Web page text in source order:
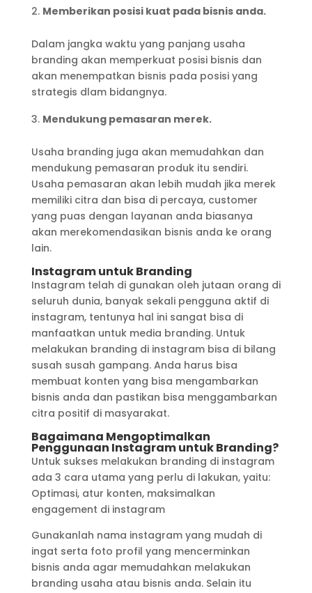
Memberikan posisi kuat pada bisnis anda.
Dalam jangka waktu yang panjang usaha
branding akan memperkuat posisi bisnis dan
akan menempatkan bisnis pada posisi yang
strategis dlam bidangnya.
Mendukung pemasaran merek.
Usaha branding juga akan memudahkan dan
mendukung pemasaran produk itu sendiri.
Usaha pemasaran akan lebih mudah jika merek
memiliki citra dan bisa di percaya, customer
yang puas dengan layanan anda biasanya
akan merekomendasikan bisnis anda ke orang
lain.
Instagram untuk Branding
Instagram telah di gunakan oleh jutaan orang di
seluruh dunia, banyak sekali pengguna aktif di
instagram, tentunya hal ini sangat bisa di
manfaatkan untuk media branding. Untuk
melakukan branding di instagram bisa di bilang
susah susah gampang. Anda harus bisa
membuat konten yang bisa mengambarkan
bisnis anda dan pastikan bisa menggambarkan
citra positif di masyarakat.
Bagaimana Mengoptimalkan
Penggunaan Instagram untuk Branding?
Untuk sukses melakukan branding di instagram
ada 3 cara utama yang perlu di lakukan, yaitu:
Optimasi, atur konten, maksimalkan
engagement di instagram
Gunakanlah nama instagram yang mudah di
ingat serta foto profil yang mencerminkan
bisnis anda agar memudahkan melakukan
branding usaha atau bisnis anda. Selain itu